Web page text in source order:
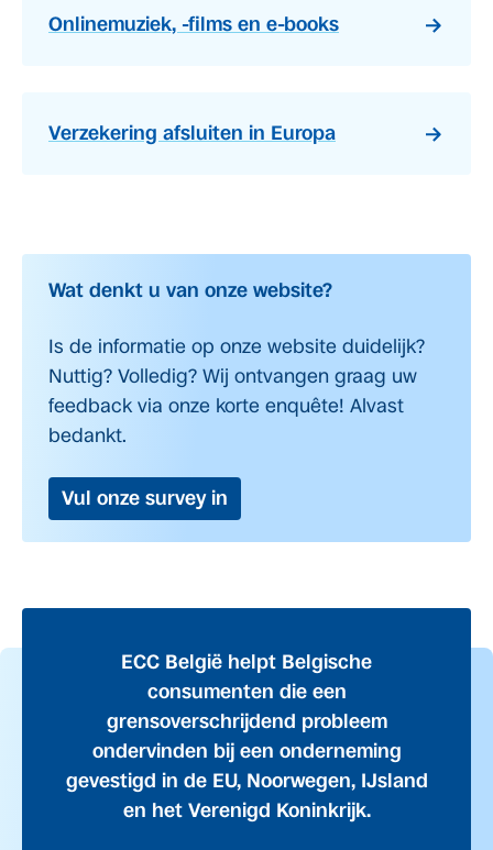
Onlinemuziek, -films en e-books
Verzekering afsluiten in Europa
Wat denkt u van onze website?
Is de informatie op onze website duidelijk?
Nuttig? Volledig? Wij ontvangen graag uw
feedback via onze korte enquête! Alvast
bedankt.
Vul onze survey in
ECC België helpt Belgische
consumenten die een
grensoverschrijdend probleem
ondervinden bij een onderneming
gevestigd in de EU, Noorwegen, IJsland
en het Verenigd Koninkrijk.